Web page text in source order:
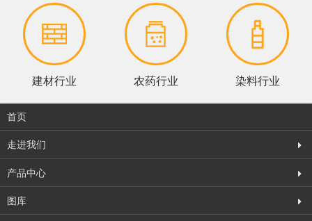
建材行业 农药行业 染料行业
首页
走进我们
产品中心
图库